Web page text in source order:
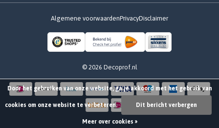
Algemene voorwaardenPrivacyDisclaimer
© 2026 Decoprof.nl
Door het gebruiken van onze website, ga je akkoord met het gebruik van
cookies om onze website te verbeteren. Dit bericht verbergen
Meer over cookies »